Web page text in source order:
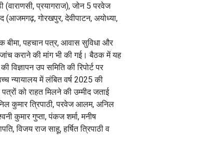
प्रयागराज), जोन 5 परवेज
(आजमगढ़, गोरखपुर, देवीपाटन, अयोध्या,
बीमा, पहचान पत्र, आवास सुविधा और
कराने की मांग भी की गई। बैठक में यह
उप समिति की रिपोर्ट पर
न्यायालय में लंबित वर्ष 2025 की
को राहत मिलने की उम्मीद जताई
कुमार त्रिपाठी, परवेज आलम, अनिल
कुमार गुप्ता, पंकज शर्मा, मनीष
विजय राज साहू, हर्षित त्रिपाठी व